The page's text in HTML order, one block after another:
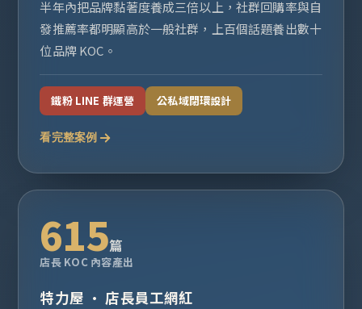
半年內把品牌黏著度養成三倍以上，社群回購率與自
發推薦率都明顯高於一般社群，上百個話題養出數十
位品牌 KOC。
鐵粉 LINE 群運營 公私域閉環設計
看完整案例
615篇
店長 KOC 內容產出
特力屋 · 店長員工網紅